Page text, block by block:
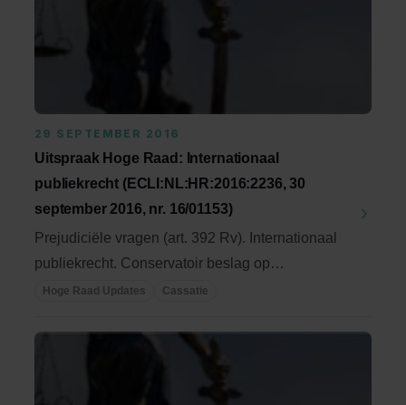
29 SEPTEMBER 2016
Uitspraak Hoge Raad: Internationaal
publiekrecht (ECLI:NL:HR:2016:2236, 30
september 2016, nr. 16/01153)
Prejudiciële vragen (art. 392 Rv). Internationaal
publiekrecht. Conservatoir beslag op
eigendommen ...
Hoge Raad Updates Cassatie